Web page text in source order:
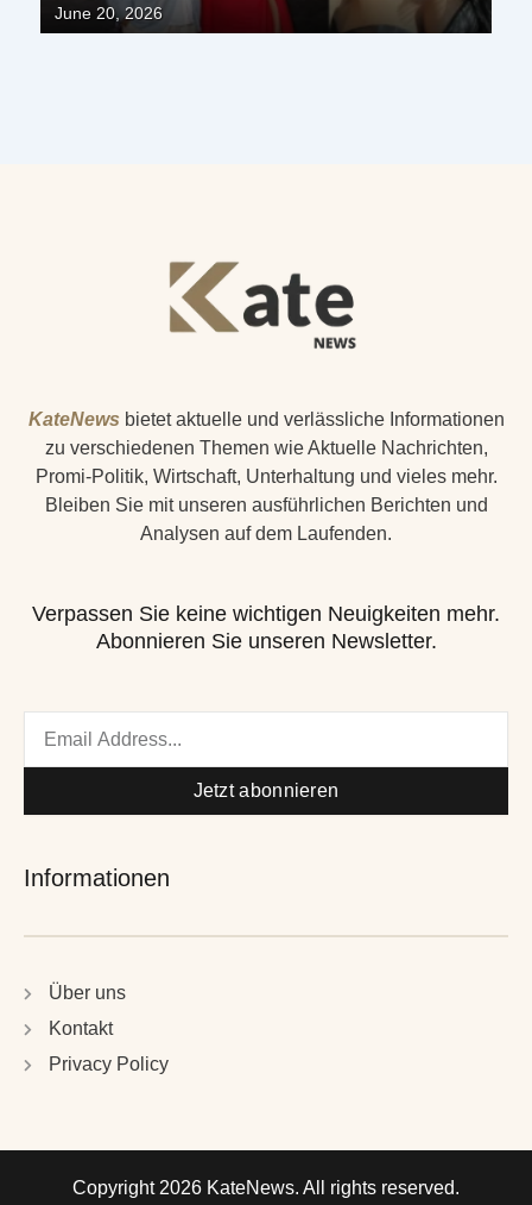
Posted
on
June 20, 2026
KateNews bietet aktuelle und verlässliche Informationen
zu verschiedenen Themen wie Aktuelle Nachrichten,
Promi-Politik, Wirtschaft, Unterhaltung und vieles mehr.
Bleiben Sie mit unseren ausführlichen Berichten und
Analysen auf dem Laufenden.
Verpassen Sie keine wichtigen Neuigkeiten mehr.
Abonnieren Sie unseren Newsletter.
Jetzt abonnieren
Informationen
Über uns
Kontakt
Privacy Policy
Copyright 2026 KateNews. All rights reserved.